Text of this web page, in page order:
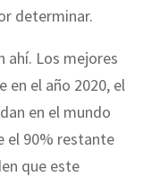
determinar.
ahí. Los mejores
en el año 2020, el
en el mundo
el 90% restante
que este